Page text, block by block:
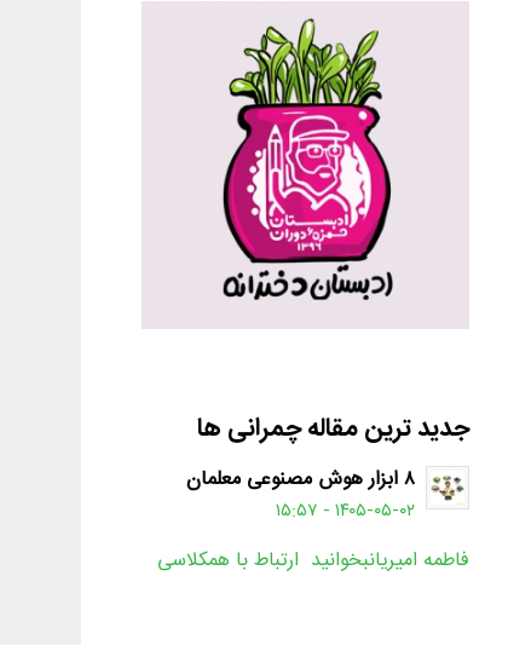
جدید ترین مقاله چمرانی ها
۸ ابزار هوش مصنوعی معلمان
۱۴۰۵-۰۵-۰۲ - ۱۵:۵۷
فاطمه امیریانبخوانید ارتباط با همکلاسی